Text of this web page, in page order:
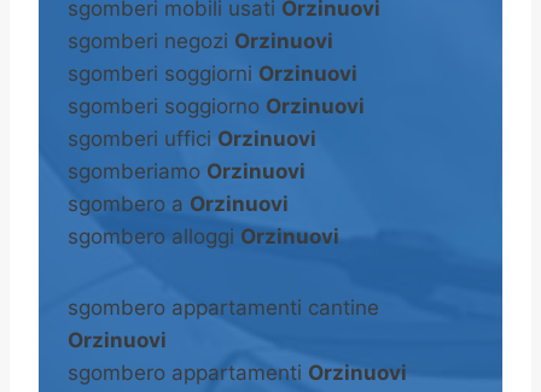
sgomberi mobili usati Orzinuovi
sgomberi negozi Orzinuovi
sgomberi soggiorni Orzinuovi
sgomberi soggiorno Orzinuovi
sgomberi uffici Orzinuovi
sgomberiamo Orzinuovi
sgombero a Orzinuovi
sgombero alloggi Orzinuovi
sgombero appartamenti cantine
Orzinuovi
sgombero appartamenti Orzinuovi